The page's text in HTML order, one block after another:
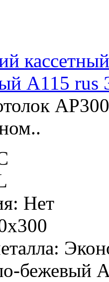
А115 rus
Нет
бежевый